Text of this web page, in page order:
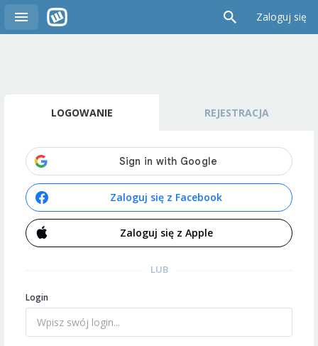
Zaloguj się
LOGOWANIE REJESTRACJA
Zaloguj się z Facebook
Zaloguj się z Apple
LUB
Login